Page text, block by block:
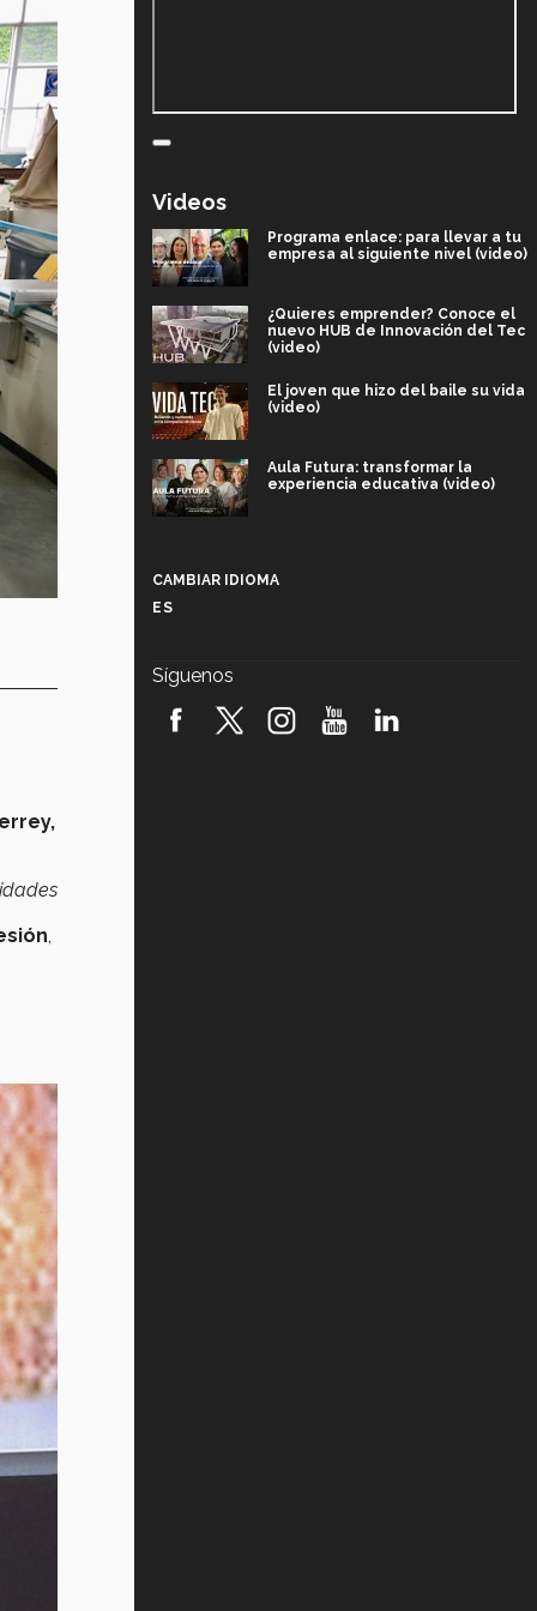
Videos
Programa enlace: para llevar a tu
empresa al siguiente nivel (video)
¿Quieres emprender? Conoce el
nuevo HUB de Innovación del Tec
(video)
El joven que hizo del baile su vida
(video)
Aula Futura: transformar la
experiencia educativa (video)
robótica FIRST 2026! (video)
CAMBIAR IDIOMA
ES
Síguenos